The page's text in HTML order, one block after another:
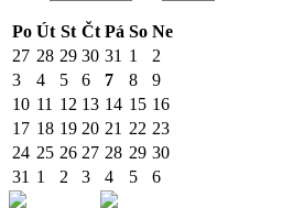
Po Út St Čt Pá So Ne
27 28 29 30 31 1
2
3
4 5 6 7 8
9
10 11 12 13 14 15 16
17 18 19 20 21 22 23
24 25 26 27 28 29 30
31 1 2 3 4 5 6